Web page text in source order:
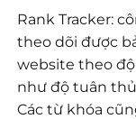
Rank Tracker:
theo dõi được
website theo
như độ tuân
Các từ khóa